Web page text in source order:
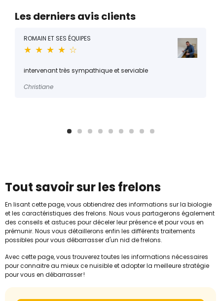
Les derniers avis clients
ROMAIN ET SES ÉQUIPES
★ ★ ★ ★ ☆
intervenant très sympathique et serviable
Christiane
Tout savoir sur les frelons
En lisant cette page, vous obtiendrez des informations sur la biologie
et les caractéristiques des frelons. Nous vous partagerons également
des conseils et astuces pour déceler leur présence et pour vous en
prémunir. Nous vous détaillerons enfin les différents traitements
possibles pour vous débarrasser d'un nid de frelons.
Avec cette page, vous trouverez toutes les informations nécessaires
pour connaitre au mieux ce nuisible et adopter la meilleure stratégie
pour vous en débarrasser !